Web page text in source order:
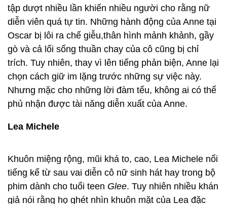
tập dượt nhiều lần khiến nhiều người cho rằng nữ
diễn viên quá tự tin. Những hành động của Anne tại
Oscar bị lôi ra chế giễu,thân hình mảnh khảnh, gầy
gò và cả lối sống thuần chay của cô cũng bị chỉ
trích. Tuy nhiên, thay vì lên tiếng phản biện, Anne lại
chọn cách giữ im lặng trước những sự việc này.
Nhưng mặc cho những lời đàm tếu, không ai có thể
phủ nhận được tài năng diễn xuất của Anne.
Lea Michele
Khuôn miệng rộng, mũi khá to, cao, Lea Michele nổi
tiếng kể từ sau vai diễn cô nữ sinh hát hay trong bộ
phim dành cho tuổi teen Glee. Tuy nhiên nhiều khán
giả nói rằng họ ghét nhìn khuôn mặt của Lea đặc